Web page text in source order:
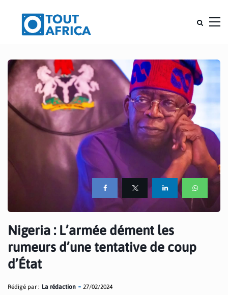
Nigeria : L’armée dément les
rumeurs d’une tentative de coup
d’État
Rédigé par : La rédaction 27/02/2024